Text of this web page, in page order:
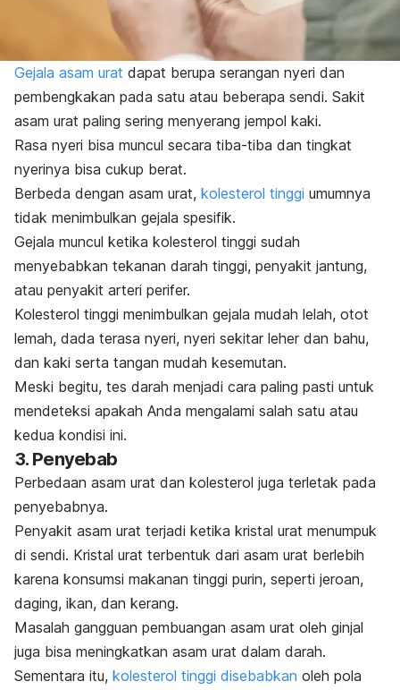
Gejala asam urat dapat berupa serangan nyeri dan
pembengkakan pada satu atau beberapa sendi. Sakit
asam urat paling sering menyerang jempol kaki.
Rasa nyeri bisa muncul secara tiba-tiba dan tingkat
nyerinya bisa cukup berat.
Berbeda dengan asam urat, kolesterol tinggi umumnya
tidak menimbulkan gejala spesifik.
Gejala muncul ketika kolesterol tinggi sudah
menyebabkan tekanan darah tinggi, penyakit jantung,
atau penyakit arteri perifer.
Kolesterol tinggi menimbulkan gejala mudah lelah, otot
lemah, dada terasa nyeri, nyeri sekitar leher dan bahu,
dan kaki serta tangan mudah kesemutan.
Meski begitu, tes darah menjadi cara paling pasti untuk
mendeteksi apakah Anda mengalami salah satu atau
kedua kondisi ini.
3. Penyebab
Perbedaan asam urat dan kolesterol juga terletak pada
penyebabnya.
Penyakit asam urat terjadi ketika kristal urat menumpuk
di sendi. Kristal urat terbentuk dari asam urat berlebih
karena konsumsi makanan tinggi purin, seperti jeroan,
daging, ikan, dan kerang.
Masalah gangguan pembuangan asam urat oleh ginjal
juga bisa meningkatkan asam urat dalam darah.
Sementara itu, kolesterol tinggi disebabkan oleh pola